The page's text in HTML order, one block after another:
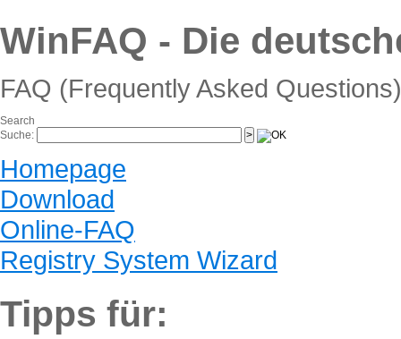
WinFAQ - Die
FAQ (Frequently Asked
Search
Suche:
Homepage
Download
Online-FAQ
Registry System Wizard
Tipps für: